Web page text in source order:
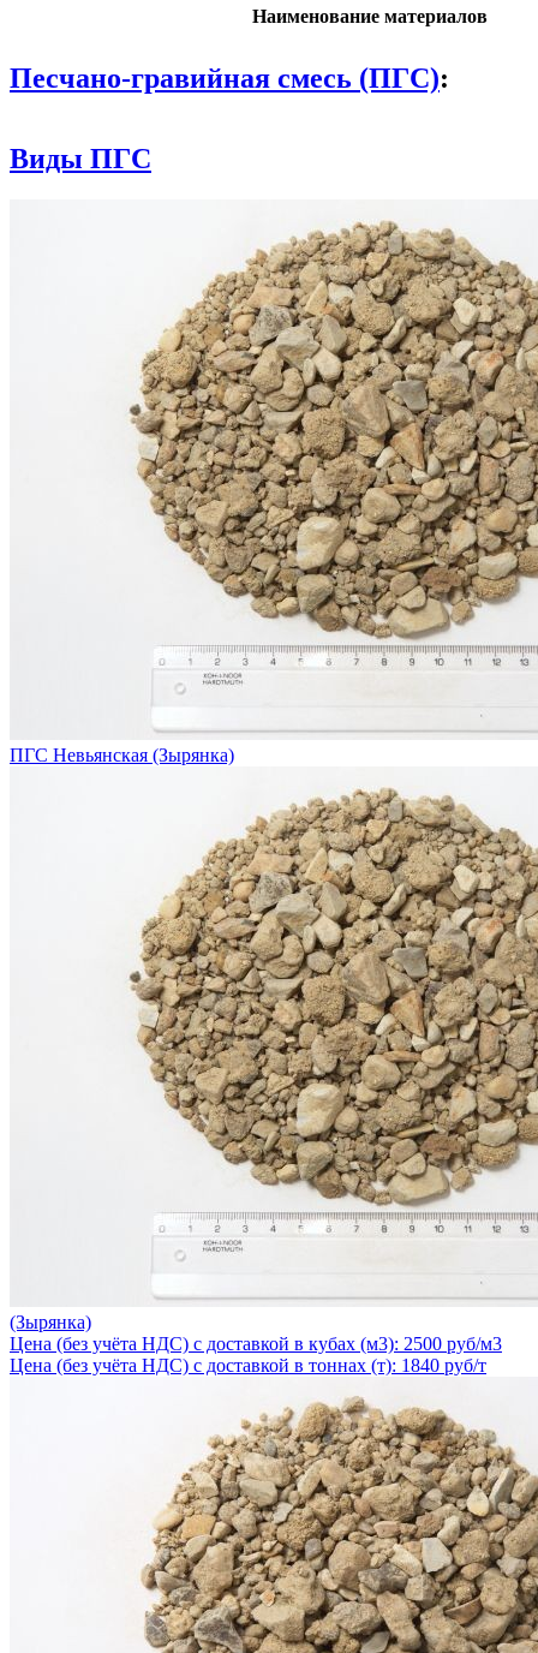
Наименование материалов
Песчано-гравийная смесь (ПГС):
Виды ПГС
ПГС Невьянская (Зырянка)
(Зырянка)
Цена (без учёта НДС) с доставкой в кубах (м3): 2500 руб/м3
Цена (без учёта НДС) с доставкой в тоннах (т): 1840 руб/т